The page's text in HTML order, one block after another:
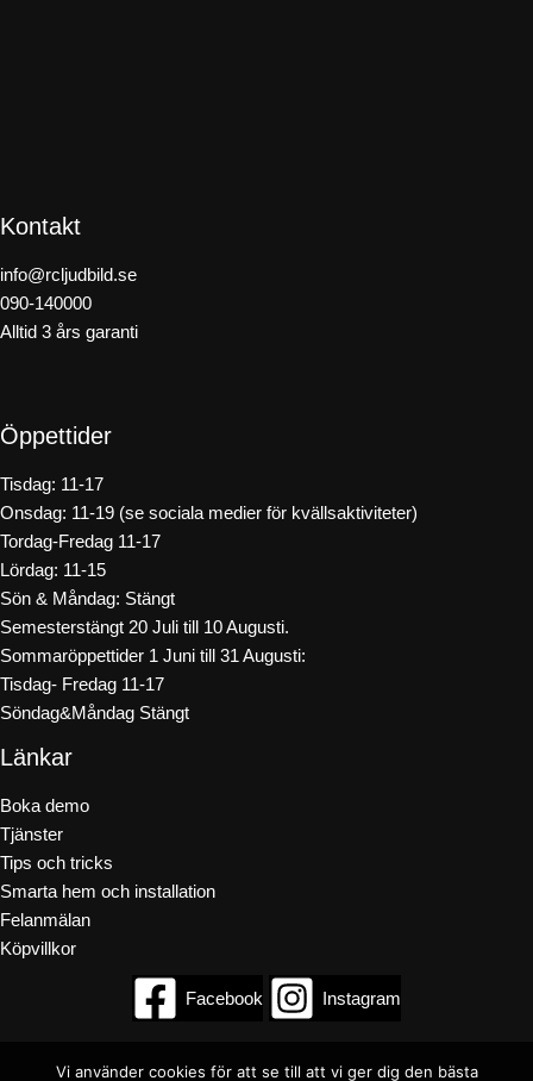
Kontakt
info@rcljudbild.se
090-140000
Alltid 3 års garanti
Öppettider
Tisdag: 11-17
Onsdag: 11-19 (se sociala medier för kvällsaktiviteter)
Tordag-Fredag 11-17
Lördag: 11-15
Sön & Måndag: Stängt
Semesterstängt 20 Juli till 10 Augusti.
Sommaröppettider 1 Juni till 31 Augusti:
Tisdag- Fredag 11-17
Söndag&Måndag Stängt
Länkar
Boka demo
Tjänster
Tips och tricks
Smarta hem och installation
Felanmälan
Köpvillkor
Facebook Instagram
Vi använder cookies för att se till att vi ger dig den bästa